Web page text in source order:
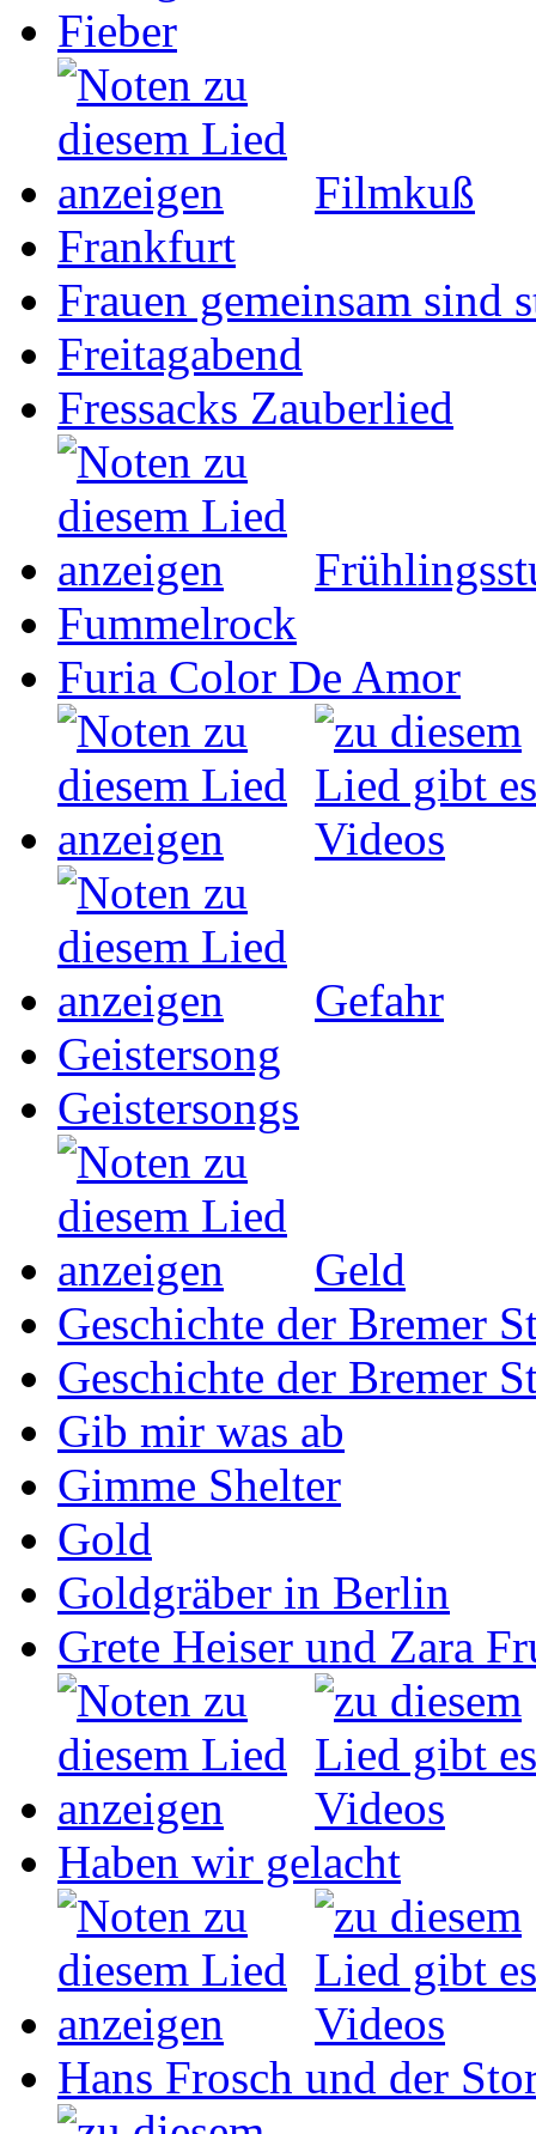
Fieber
Filmkuß
Frankfurt
Frauen gemeinsam sind
Freitagabend
Fressacks Zauberlied
Fummelrock
Furia Color De Amor
Gefahr
Geistersong
Geistersongs
Geld
Geschichte der Bremer
Geschichte der Bremer
Gib mir was ab
Gimme Shelter
Gold
Goldgräber in Berlin
Grete Heiser und Zara
Haben wir gelacht
Hans Frosch und der